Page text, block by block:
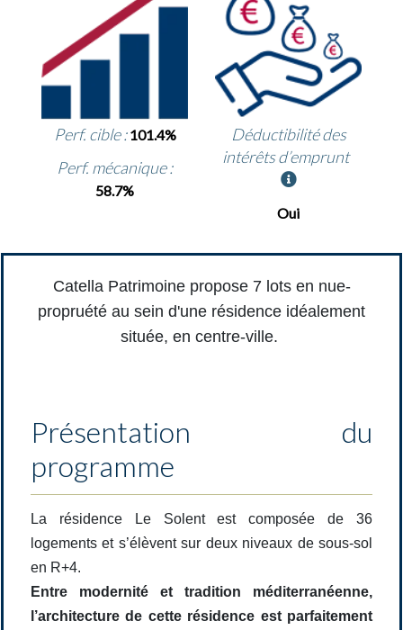
Perf. cible : 101.4%
Perf. mécanique :
58.7%
Déductibilité des
intérêts d’emprunt
Oui
Catella Patrimoine propose 7 lots en nue-
propruété au sein d'une résidence idéalement
située, en centre-ville.
Présentation du
programme
La résidence Le Solent est composée de 36
logements et s’élèvent sur deux niveaux de sous-sol
en R+4.
Entre modernité et tradition méditerranéenne,
l’architecture de cette résidence est parfaitement